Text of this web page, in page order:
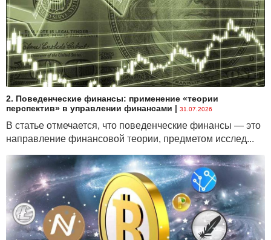
2. Поведенческие финансы: применение «теории
перспектив» в управлении финансами | 31.07.2026
В статье отмечается, что поведенческие финансы — это
направление финансовой теории, предметом исслед...